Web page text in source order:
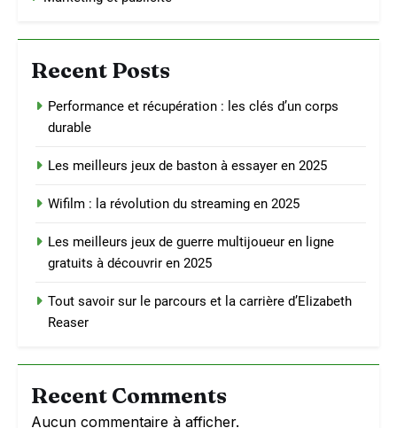
Recent Posts
Performance et récupération : les clés d’un corps
durable
Les meilleurs jeux de baston à essayer en 2025
Wifilm : la révolution du streaming en 2025
Les meilleurs jeux de guerre multijoueur en ligne
gratuits à découvrir en 2025
Tout savoir sur le parcours et la carrière d’Elizabeth
Reaser
Recent Comments
Aucun commentaire à afficher.